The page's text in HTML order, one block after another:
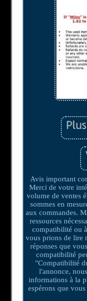
Avis important
Merci de votre
volume de ventes
sommes en
aux commandes.
ressources
compatibilité ou
vous prions de lire
réponses que
compatibilité
"Compatibilité
l'annonce,
informations à la
espérons que